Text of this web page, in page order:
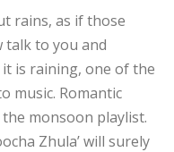
rains, as if those
talk to you and
is raining, one of the
music. Romantic
monsoon playlist.
Zhula’ will surely